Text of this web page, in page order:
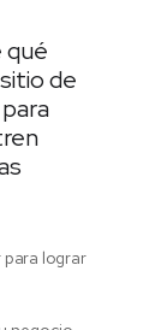
qué
de
para lograr